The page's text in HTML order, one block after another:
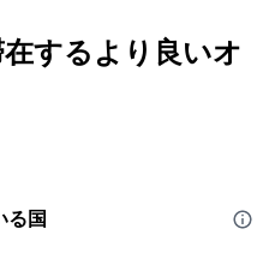
在するより良いオ
る国